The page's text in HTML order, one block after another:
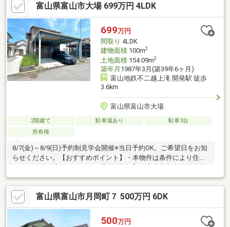
富山県富山市大場 699万円 4LDK
699万円
間取り 4LDK
建物面積100m2
土地面積154.09m2
築年月 1987年3月(築39年6ヶ月)
富山地鉄不二越上滝 開発駅 徒歩
3.6km
富山県富山市大場
2階建て 駐車場あり
駐車3台
所有権
8/7(金)～8/9(日)予約制見学会開催※当日予約OK。ご希望日をお知
らせください。【おすすめポイント】・本物件は条件により住宅
まで2500m・富山市立山室中学校まで4200ｍ・ローソン富山中屋
店まで1900ｍ・大阪屋ショップ本郷南店まで4200ｍ
富山県富山市月岡町７ 500万円 6DK
500万円